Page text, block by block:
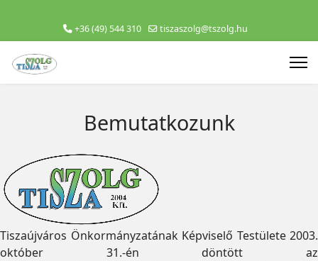
+36 (49) 544 310 tiszaszolg@tszolg.hu
Bemutatkozunk
Tiszaújváros Önkormányzatának Képviselő Testülete 2003.
október 31.-én döntött az